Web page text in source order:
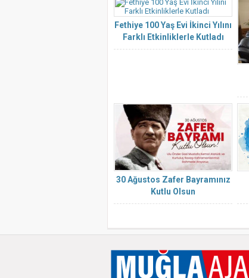
Fethiye 100 Yaş Evi İkinci Yılını
Farklı Etkinliklerle Kutladı
30 Ağustos Zafer Bayramınız
Kutlu Olsun